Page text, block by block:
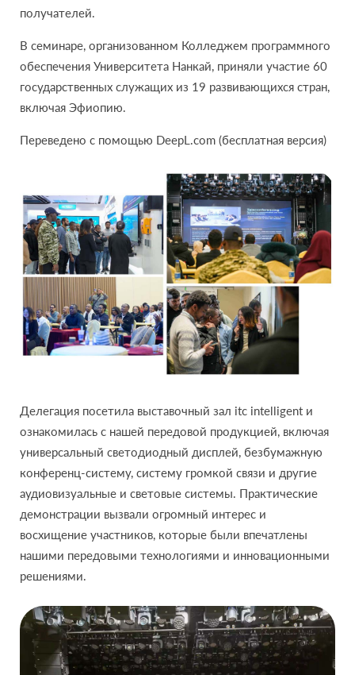
получателей.
В семинаре, организованном Колледжем программного
обеспечения Университета Нанкай, приняли участие 60
государственных служащих из 19 развивающихся стран,
включая Эфиопию.
Переведено с помощью DeepL.com (бесплатная версия)
Делегация посетила выставочный зал itc intelligent и
ознакомилась с нашей передовой продукцией, включая
универсальный светодиодный дисплей, безбумажную
конференц-систему, систему громкой связи и другие
аудиовизуальные и световые системы. Практические
демонстрации вызвали огромный интерес и
восхищение участников, которые были впечатлены
нашими передовыми технологиями и инновационными
решениями.